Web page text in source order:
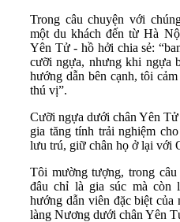
Trong câu chuyện với
một du khách đến từ Hà
Yên Tử - hồ hởi chia sẻ:
cưỡi ngựa, nhưng khi ngựa
hướng dẫn bên cạnh, tôi
thú vị”.
Cưỡi ngựa dưới chân Yên
gia tăng tính trải nghiệm
lưu trú, giữ chân họ ở lại với
Tôi mường tượng, trong
đâu chỉ là gia súc mà còn
hướng dẫn viên đặc biệt
làng Nương dưới chân Yên